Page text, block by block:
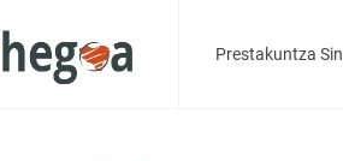
Prestakuntza